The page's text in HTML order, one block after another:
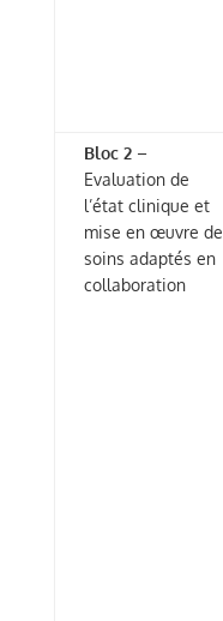
Bloc 2–
Evaluation de
l’état clinique et
mise en œuvre de
soins adaptés en
collaboration